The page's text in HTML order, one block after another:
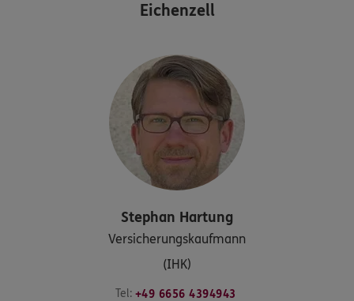
Eichenzell
Stephan Hartung
Versicherungskaufmann
(IHK)
Tel: +49 6656 4394943